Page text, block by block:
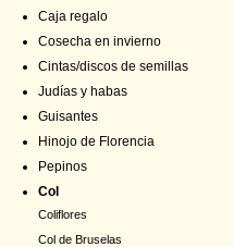
Caja regalo
Cosecha en invierno
Cintas/discos de semillas
Judías y habas
Guisantes
Hinojo de Florencia
Pepinos
Col
Coliflores
Col de Bruselas